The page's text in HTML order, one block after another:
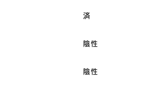
済
陰性
陰性